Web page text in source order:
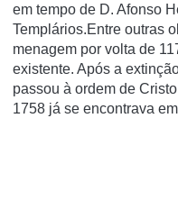
em tempo de D. Afonso
Templários.Entre outras
menagem por volta de
existente. Após a
passou à ordem de
1758 já se encontrava